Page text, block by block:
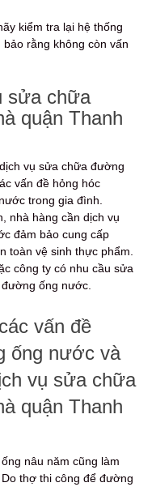
kiểm tra lại hệ thống
rằng không còn vấn
sửa chữa
quận Thanh
vụ sửa chữa đường
vấn đề hỏng hóc
trong gia đình.
nhà hàng cần dịch vụ
đảm bảo cung cấp
toàn vệ sinh thực phẩm.
công ty có nhu cầu sửa
ống nước.
vấn đề
ống nước và
vụ sửa chữa
quận Thanh
nâu năm cũng làm
thợ thi công để đường